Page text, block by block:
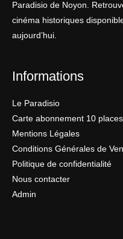
Paradisio de Noyon.
cinéma historiques
aujourd’hui.
Informations
Le Paradisio
Carte abonnement 10 places
Mentions Légales
Conditions Générales de
Politique de confidentialité
Nous contacter
Admin